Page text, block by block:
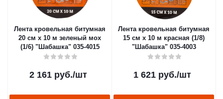
Лента кровельная битумная
20 см х 10 м зеленый мох
(1/6) "Шабашка" 035-4015
2 161руб./шт
Лента кровельная битумная
15 см х 10 м красная (1/8)
"Шабашка" 035-4003
1 621руб./шт